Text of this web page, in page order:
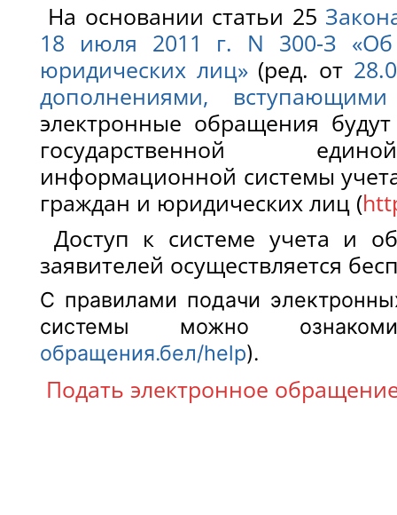
На основании статьи 25
18 июля 2011 г. N 300-З
юридических лиц»(ред. от
дополнениями,
электронные обращения
государственной
информационной системы
граждан и юридических лиц (
Доступ к системе учета и
заявителей осуществляется
С правилами подачи
системы можно
обращения.бел/help).
Подать электронное